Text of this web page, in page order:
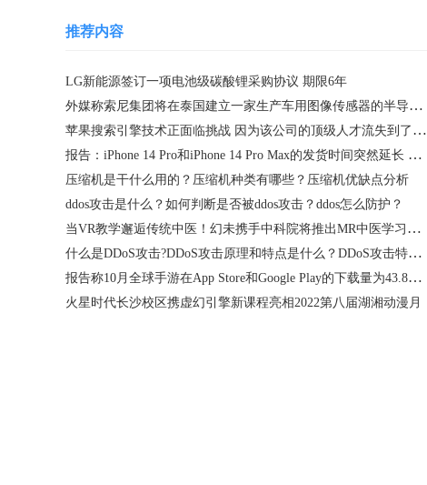
推荐内容
LG新能源签订一项电池级碳酸锂采购协议 期限6年
外媒称索尼集团将在泰国建立一家生产车用图像传感器的半导体工厂
苹果搜索引擎技术正面临挑战 因为该公司的顶级人才流失到了谷歌
报告：iPhone 14 Pro和iPhone 14 Pro Max的发货时间突然延长 预示着供应紧张
压缩机是干什么用的？压缩机种类有哪些？压缩机优缺点分析
ddos攻击是什么？如何判断是否被ddos攻击？ddos怎么防护？
当VR教学邂逅传统中医！幻未携手中科院将推出MR中医学习产品
什么是DDoS攻击?DDoS攻击原理和特点是什么？DDoS攻击特性介绍
报告称10月全球手游在App Store和Google Play的下载量为43.8亿次 同比下降3%
火星时代长沙校区携虚幻引擎新课程亮相2022第八届湖湘动漫月